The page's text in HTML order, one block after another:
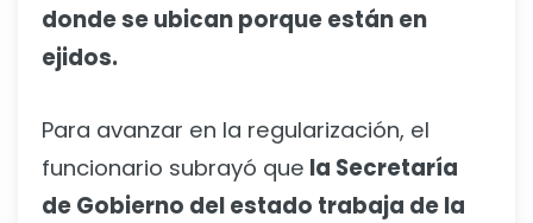
donde se ubican porque están en
ejidos.
Para avanzar en la regularización, el
funcionario subrayó que la Secretaría
de Gobierno del estado trabaja de la